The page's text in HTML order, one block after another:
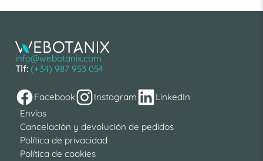
info@webotanix.com
Tlf: (+34) 987 953 054
Facebook Instagram
LinkedIn
Envíos
Cancelación y devolución de pedidos
Política de privacidad
Política de cookies